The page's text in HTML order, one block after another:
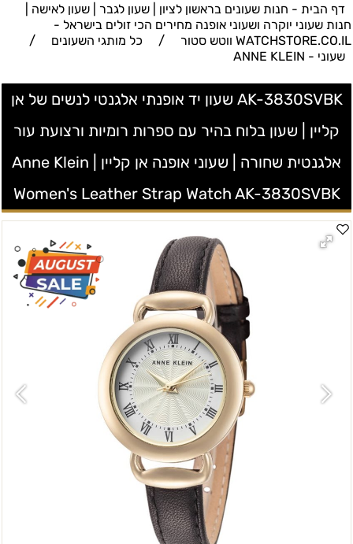
דף הבית - חנות שעונים בראשון לציון | שעון לגבר | שעון לאישה |
חנות שעוני יוקרה ושעוני אופנה מחירים הכי זולים בישראל -
WATCHSTORE.CO.IL ווטש סטור
/ כל מותגי השעונים /
שעוני - ANNE KLEIN
AK-3830SVBK שעון יד אופנתי אלגנטי לנשים של אן
קליין | שעון בלוח בהיר עם ספרות רומיות ורצועת עור
אלגנטית שחורה | שעוני אופנה אן קליין | Anne Klein
Women's Leather Strap Watch AK-3830SVBK